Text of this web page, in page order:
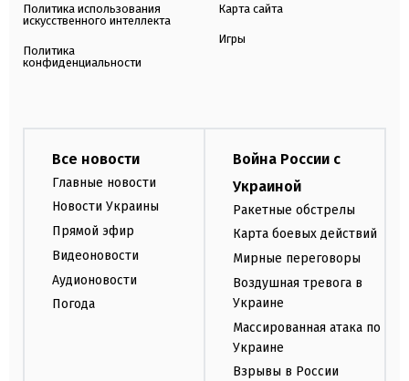
Политика использования
искусственного интеллекта
Политика
конфиденциальности
Карта сайта
Игры
Все новости
Главные новости
Новости Украины
Прямой эфир
Видеоновости
Аудионовости
Погода
Война России с
Украиной
Ракетные обстрелы
Карта боевых действий
Мирные переговоры
Воздушная тревога в
Украине
Массированная атака по
Украине
Взрывы в России